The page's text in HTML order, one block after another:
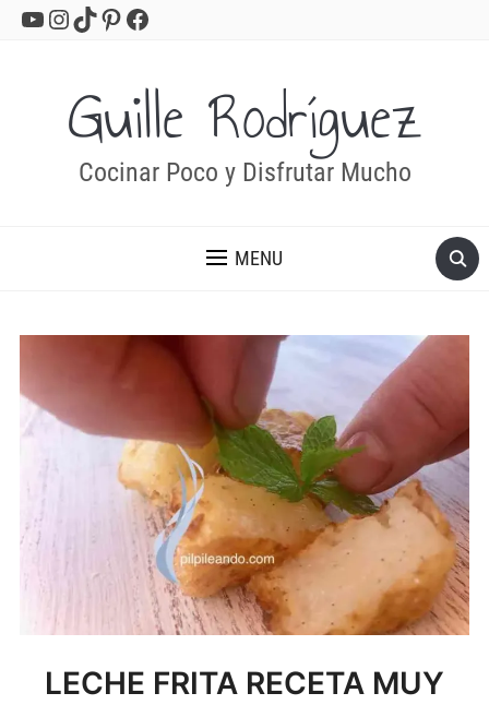
YouTube
Instagram
TikTok
Pinterest
Facebook
Guille Rodríguez
Cocinar Poco y Disfrutar Mucho
MENU
LECHE FRITA RECETA MUY